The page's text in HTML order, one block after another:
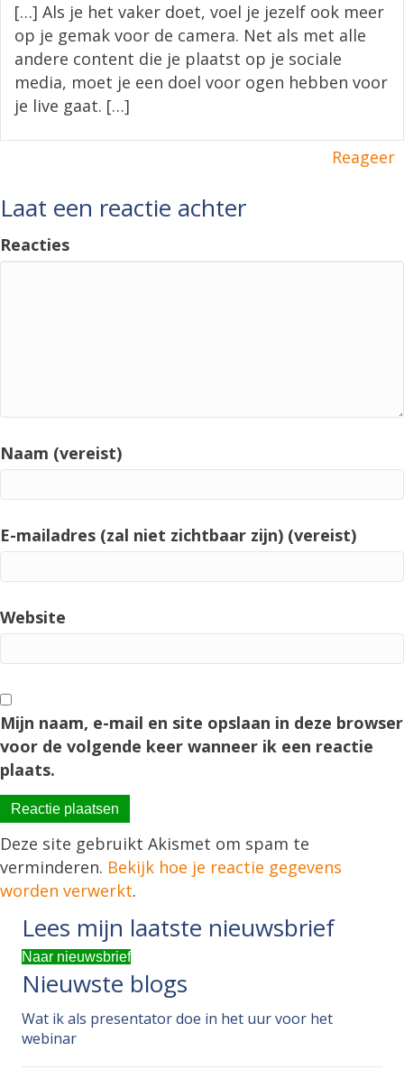
[…] Als je het vaker doet, voel je jezelf ook meer
op je gemak voor de camera. Net als met alle
andere content die je plaatst op je sociale
media, moet je een doel voor ogen hebben voor
je live gaat. […]
Reageer
Laat een reactie achter
Reacties
Naam (vereist)
E-mailadres (zal niet zichtbaar zijn) (vereist)
Website
Mijn naam, e-mail en site opslaan in deze browser
voor de volgende keer wanneer ik een reactie
plaats.
Deze site gebruikt Akismet om spam te
verminderen. Bekijk hoe je reactie gegevens
worden verwerkt.
Lees mijn laatste nieuwsbrief
Naar nieuwsbrief
Nieuwste blogs
Wat ik als presentator doe in het uur voor het
webinar